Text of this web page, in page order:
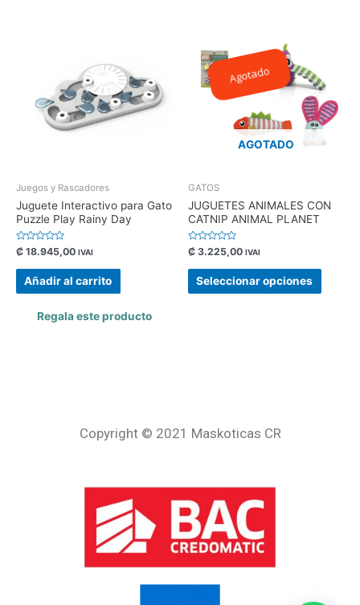
Juegos y Rascadores
Juguete Interactivo para Gato
Puzzle Play Rainy Day
Valorado
con
0
₡ 18.945,00 IVAI
Añadir al carrito
Regala este producto
Agotado
AGOTADO
GATOS
JUGUETES ANIMALES CON
CATNIP ANIMAL PLANET
Valorado
con
0
₡ 3.225,00 IVAI
Seleccionar opciones
Copyright © 2021 Maskoticas CR